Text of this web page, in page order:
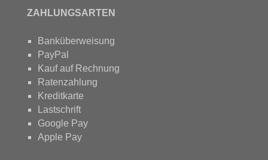
ZAHLUNGSARTEN
Banküberweisung
PayPal
Kauf auf Rechnung
Ratenzahlung
Kreditkarte
Lastschrift
Google Pay
Apple Pay